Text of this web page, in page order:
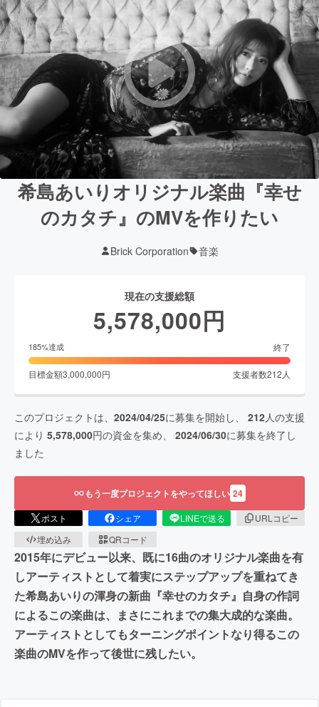
希島あいりオリジナル楽曲『幸せ
のカタチ』のMVを作りたい
Brick Corporation 音楽
現在の支援総額
5,578,000円
185%達成 終了
目標金額3,000,000円 支援者数212 人
このプロジェクトは、 2024/04/25に募集を開始し、 212人の支援
により 5,578,000円の資金を集め、 2024/06/30に募集を終了し
ました
もう一度プロジェクトをやってほしい 24
ポスト シェア LINEで送る
URLコピー
埋め込み
QRコード
2015年にデビュー以来、既に16曲のオリジナル楽曲を有
しアーティストとして着実にステップアップを重ねてき
た希島あいりの渾身の新曲『幸せのカタチ』自身の作詞
によるこの楽曲は、まさにこれまでの集大成的な楽曲。
アーティストとしてもターニングポイントなり得るこの
楽曲のMVを作って後世に残したい。